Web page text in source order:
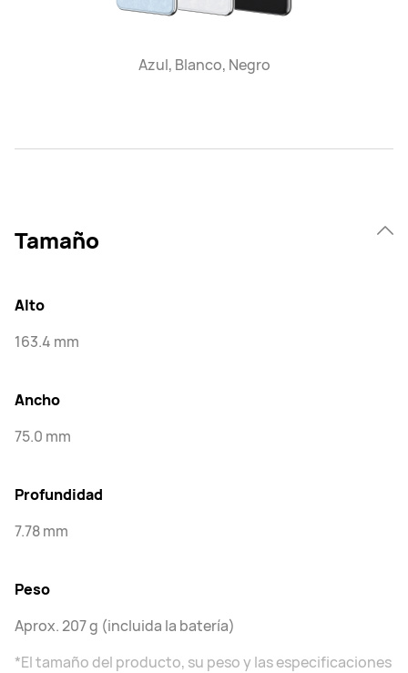
Azul, Blanco, Negro
Tamaño
Alto
163.4 mm
Ancho
75.0 mm
Profundidad
7.78 mm
Peso
Aprox. 207 g (incluida la batería)
*El tamaño del producto, su peso y las especificaciones